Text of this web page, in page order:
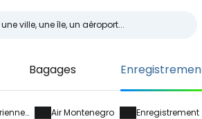
Bagages
Compagnies aériennes Air Montenegro Enregistrement